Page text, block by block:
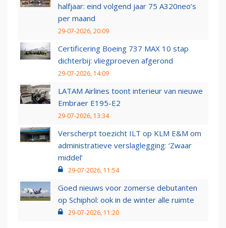
halfjaar: eind volgend jaar 75 A320neo’s
per maand
29-07-2026, 20:09
Certificering Boeing 737 MAX 10 stap
dichterbij: vliegproeven afgerond
29-07-2026, 14:09
LATAM Airlines toont interieur van nieuwe
Embraer E195-E2
29-07-2026, 13:34
Verscherpt toezicht ILT op KLM E&M om
administratieve verslaglegging: ‘Zwaar
middel’
29-07-2026, 11:54
Goed nieuws voor zomerse debutanten
op Schiphol: ook in de winter alle ruimte
29-07-2026, 11:20